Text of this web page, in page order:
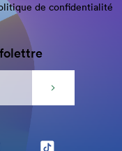
de confidentialité